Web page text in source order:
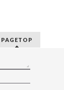
PAGETOP